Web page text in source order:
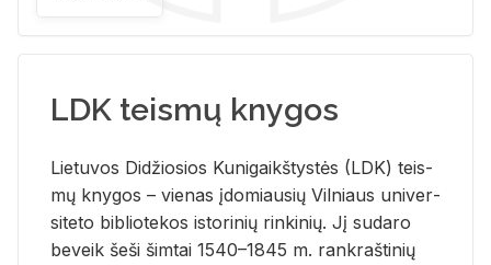
LDK teismų knygos
Lie­tu­vos Di­džio­sios Ku­ni­gaikš­tys­tės (LDK) teis­
mų kny­gos – vie­nas įdo­miau­sių Vil­niaus uni­ver­
si­te­to bi­b­lio­te­kos is­to­ri­nių rin­ki­nių. Jį su­da­ro
be­veik šeši šim­tai 1540–1845 m. rank­raš­ti­nių